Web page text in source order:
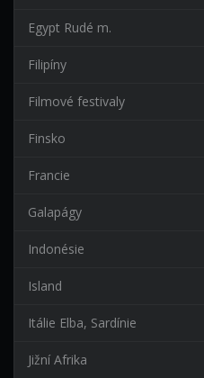
Egypt Rudé m.
Filipíny
Filmové festivaly
Finsko
Francie
Galapágy
Indonésie
Island
Itálie Elba, Sardínie
Jižní Afrika